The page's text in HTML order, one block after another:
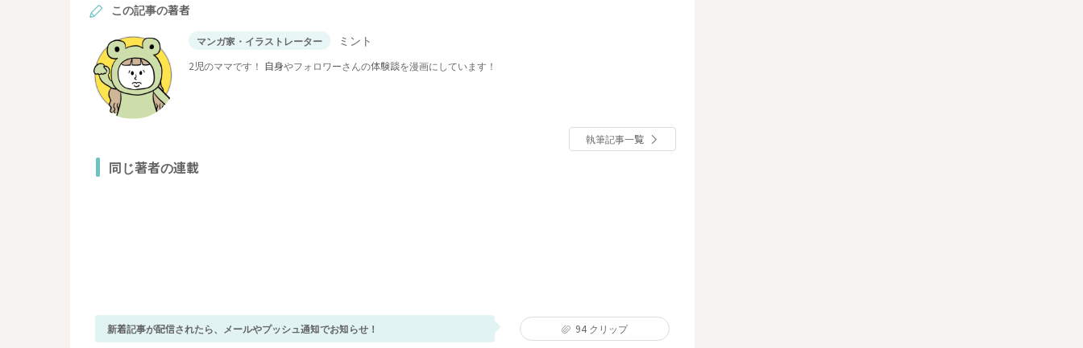
この記事の著者
マンガ家・イラストレーター ミント
2児のママです！ 自身やフォロワーさんの体験談を漫画にしています！
執筆記事一覧
同じ著者の連載
新着記事が配信されたら、メールやプッシュ通知でお知らせ！ 94クリップ